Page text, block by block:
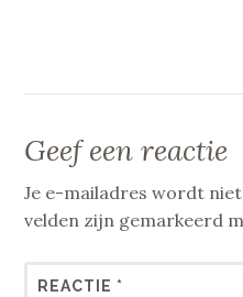
Geef een reactie
Je e-mailadres wordt
velden zijn gemarkeerd
REACTIE *